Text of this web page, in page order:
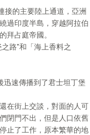
接的主要陸上通道，亞洲
過印度半島，穿越阿拉伯
拜占庭帝國。
路"和「海上香料之
迅速傳播到了君士坦丁堡
在街上交談，對面的人可
閉門不出，但是人口依舊
止了工作，原本繁華的地